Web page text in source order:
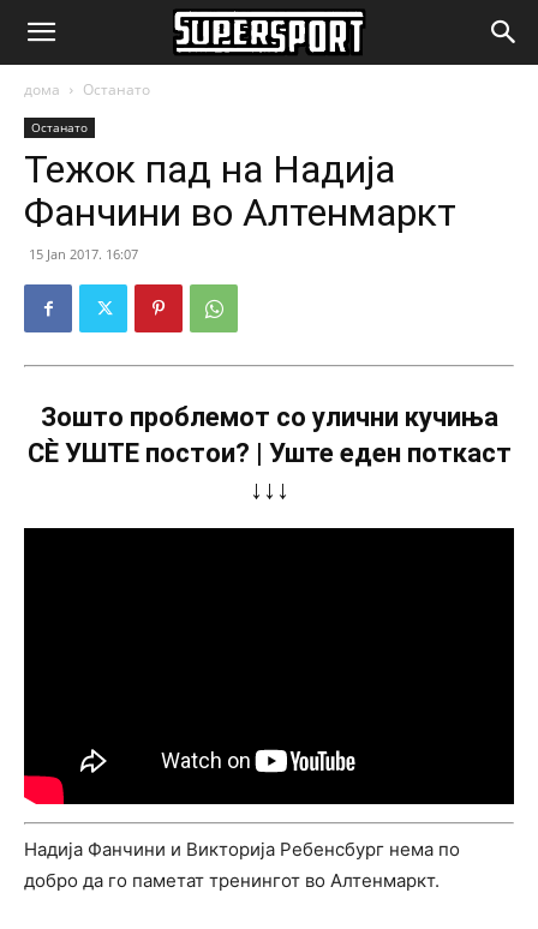
SuperSport.mk
дома Останато
Останато
Тежок пад на Надија
Фанчини во Алтенмаркт
15 Jan 2017. 16:07
Зошто проблемот со улични кучиња
СÈ УШТЕ постои? | Уште еден поткаст
↓↓↓
Надија Фанчини и Викторија Ребенсбург нема по
добро да го паметат тренингот во Алтенмаркт.